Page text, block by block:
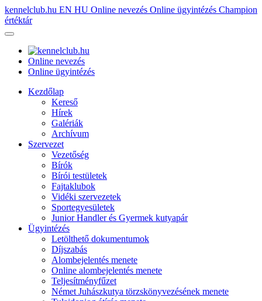
kennelclub.hu EN HU Online nevezés Online ügyintézés Champion
értéktár
Online nevezés
Online ügyintézés
Kezdőlap
Kereső
Hírek
Galériák
Archívum
Szervezet
Vezetőség
Bírók
Bírói testületek
Fajtaklubok
Vidéki szervezetek
Sportegyesületek
Junior Handler és Gyermek kutyapár
Ügyintézés
Letölthető dokumentumok
Díjszabás
Alombejelentés menete
Online alombejelentés menete
Teljesítményfűzet
Német Juhászkutya törzskönyvezésének menete